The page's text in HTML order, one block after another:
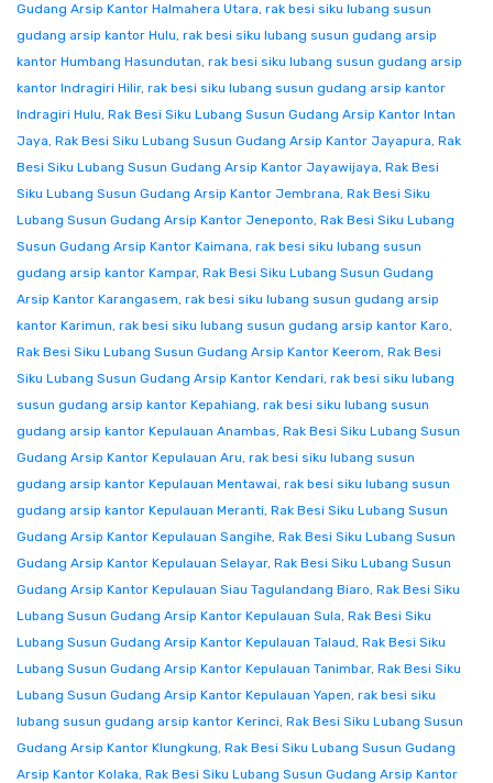
Gudang Arsip Kantor Halmahera Utara, rak besi siku lubang susun
gudang arsip kantor Hulu, rak besi siku lubang susun gudang arsip
kantor Humbang Hasundutan, rak besi siku lubang susun gudang arsip
kantor Indragiri Hilir, rak besi siku lubang susun gudang arsip kantor
Indragiri Hulu, Rak Besi Siku Lubang Susun Gudang Arsip Kantor Intan
Jaya, Rak Besi Siku Lubang Susun Gudang Arsip Kantor Jayapura, Rak
Besi Siku Lubang Susun Gudang Arsip Kantor Jayawijaya, Rak Besi
Siku Lubang Susun Gudang Arsip Kantor Jembrana, Rak Besi Siku
Lubang Susun Gudang Arsip Kantor Jeneponto, Rak Besi Siku Lubang
Susun Gudang Arsip Kantor Kaimana, rak besi siku lubang susun
gudang arsip kantor Kampar, Rak Besi Siku Lubang Susun Gudang
Arsip Kantor Karangasem, rak besi siku lubang susun gudang arsip
kantor Karimun, rak besi siku lubang susun gudang arsip kantor Karo,
Rak Besi Siku Lubang Susun Gudang Arsip Kantor Keerom, Rak Besi
Siku Lubang Susun Gudang Arsip Kantor Kendari, rak besi siku lubang
susun gudang arsip kantor Kepahiang, rak besi siku lubang susun
gudang arsip kantor Kepulauan Anambas, Rak Besi Siku Lubang Susun
Gudang Arsip Kantor Kepulauan Aru, rak besi siku lubang susun
gudang arsip kantor Kepulauan Mentawai, rak besi siku lubang susun
gudang arsip kantor Kepulauan Meranti, Rak Besi Siku Lubang Susun
Gudang Arsip Kantor Kepulauan Sangihe, Rak Besi Siku Lubang Susun
Gudang Arsip Kantor Kepulauan Selayar, Rak Besi Siku Lubang Susun
Gudang Arsip Kantor Kepulauan Siau Tagulandang Biaro, Rak Besi Siku
Lubang Susun Gudang Arsip Kantor Kepulauan Sula, Rak Besi Siku
Lubang Susun Gudang Arsip Kantor Kepulauan Talaud, Rak Besi Siku
Lubang Susun Gudang Arsip Kantor Kepulauan Tanimbar, Rak Besi Siku
Lubang Susun Gudang Arsip Kantor Kepulauan Yapen, rak besi siku
lubang susun gudang arsip kantor Kerinci, Rak Besi Siku Lubang Susun
Gudang Arsip Kantor Klungkung, Rak Besi Siku Lubang Susun Gudang
Arsip Kantor Kolaka, Rak Besi Siku Lubang Susun Gudang Arsip Kantor